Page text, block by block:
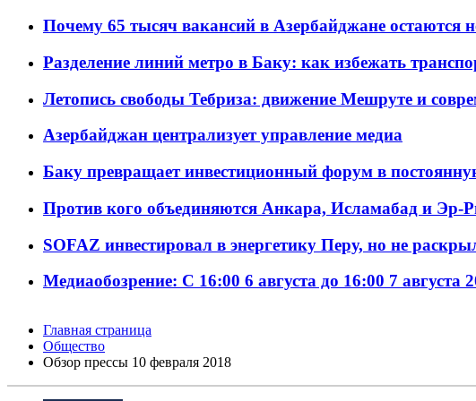
Почему 65 тысяч вакансий в Азербайджане остаются
Разделение линий метро в Баку: как избежать
Летопись свободы Тебриза: движение Мешруте и
Азербайджан централизует управление медиа
Баку превращает инвестиционный форум в
Против кого объединяются Анкара, Исламабад и Эр-
SOFAZ инвестировал в энергетику Перу, но не
Медиаобозрение: С 16:00 6 августа до 16:00 7 августа
Главная страница
Общество
Обзор прессы 10 февраля 2018